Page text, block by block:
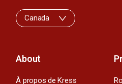
About
À propos de Kress
Canada